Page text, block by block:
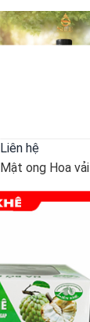
Liên hệ
Mật ong Hoa vải